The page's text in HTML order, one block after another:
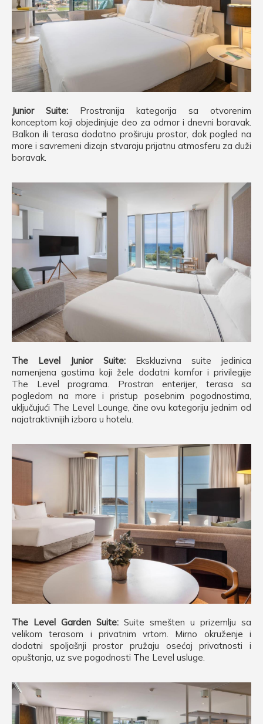
Junior Suite: Prostranija kategorija sa otvorenim
konceptom koji objedinjuje deo za odmor i dnevni boravak.
Balkon ili terasa dodatno proširuju prostor, dok pogled na
more i savremeni dizajn stvaraju prijatnu atmosferu za duži
boravak.
The Level Junior Suite:Ekskluzivna suite jedinica
namenjena gostima koji žele dodatni komfor i privilegije
The Level programa. Prostran enterijer, terasa sa
pogledom na more i pristup posebnim pogodnostima,
uključujući The Level Lounge, čine ovu kategoriju jednim od
najatraktivnijih izbora u hotelu.
The Level Garden Suite: Suite smešten u prizemlju sa
velikom terasom i privatnim vrtom. Mirno okruženje i
dodatni spoljašnji prostor pružaju osećaj privatnosti i
opuštanja, uz sve pogodnosti The Level usluge.